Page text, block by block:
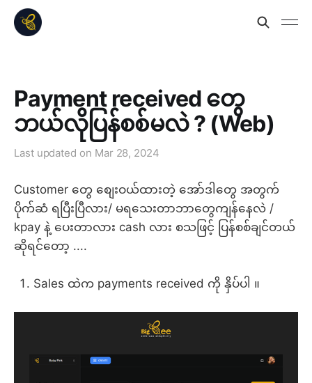
Payment received တွေ
ဘယ်လိုပြန်စစ်မလဲ ? (Web)
Last updated on Mar 28, 2024
Customer တွေ စျေးဝယ်ထားတဲ့ အော်ဒါတွေ အတွက်
‌ပိုက်ဆံ ရပြီးပြီလား/ မရသေးတာဘာတွေကျန်နေလဲ /
kpay နဲ့ ပေးတာလား cash လား စသဖြင့် ပြန်စစ်ချင်တယ်
ဆိုရင်တော့ ....
Sales ထဲက payments received ကို နှိပ်ပါ ။